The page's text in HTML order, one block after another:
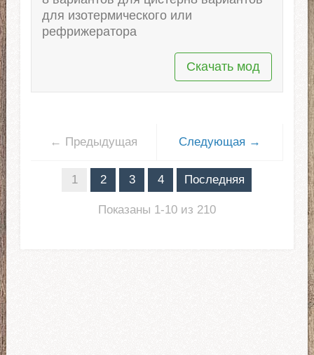
для изотермического или
рефрижератора
Скачать мод
← Предыдущая Следующая →
1 2 3 4 Последняя
Показаны 1-10 из 210